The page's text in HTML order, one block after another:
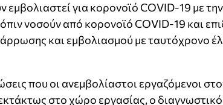
εμβολιαστεί για κορονοϊό COVID-19 με
νοσούν από κορονοϊό COVID-19 και
και εμβολιασμού με ταυτόχρονο
που οι ανεμβολίαστοι εργαζόμενοι
στο χώρο εργασίας, ο